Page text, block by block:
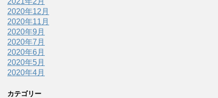
2020年12月
2020年11月
2020年9月
2020年7月
2020年6月
2020年5月
2020年4月
カテゴリー